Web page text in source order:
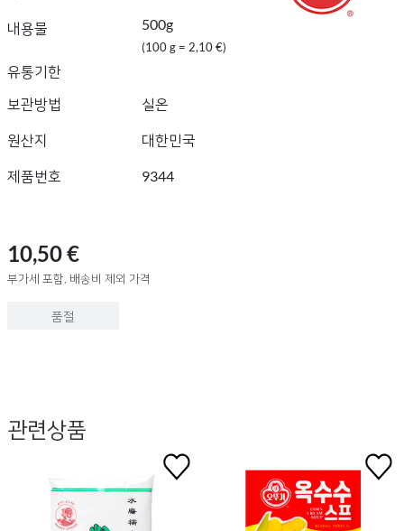
내용물 500g
(100 g = 2,10 €)
유통기한
보관방법
실온
원산지 대한민국
제품번호 9344
10,50 €
부가세 포함, 배송비 제외 가격
품절
관련상품